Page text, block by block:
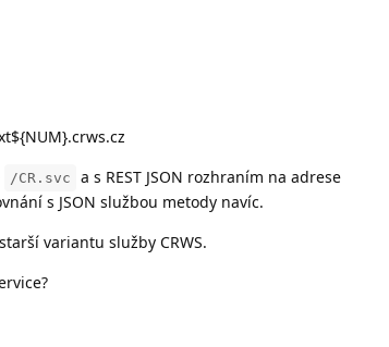
/CR.svc a s REST JSON rozhraním na adrese
s JSON službou metody navíc.
variantu služby CRWS.